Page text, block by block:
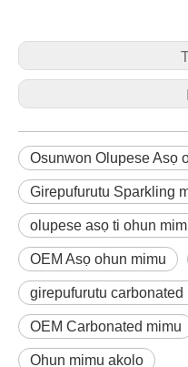
Osunwon Olupese Asọ
Girepufurutu Sparkling
olupese asọ ti ohun
OEM Asọ ohun mimu
girepufurutu carbonated
OEM Carbonated mimu
Ohun mimu akolo